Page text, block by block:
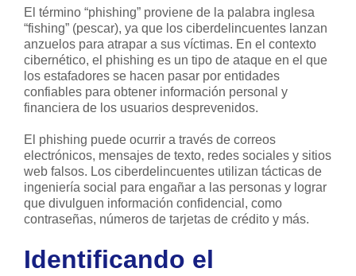
El término “phishing” proviene de la palabra inglesa
“fishing” (pescar), ya que los ciberdelincuentes lanzan
anzuelos para atrapar a sus víctimas. En el contexto
cibernético, el phishing es un tipo de ataque en el que
los estafadores se hacen pasar por entidades
confiables para obtener información personal y
financiera de los usuarios desprevenidos.
El phishing puede ocurrir a través de correos
electrónicos, mensajes de texto, redes sociales y sitios
web falsos. Los ciberdelincuentes utilizan tácticas de
ingeniería social para engañar a las personas y lograr
que divulguen información confidencial, como
contraseñas, números de tarjetas de crédito y más.
Identificando el